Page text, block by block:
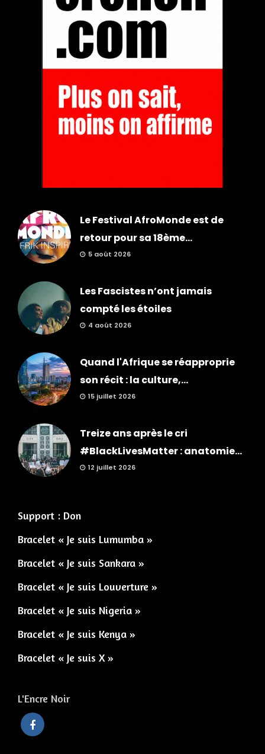
Le Festival AfroMonde est de
retour pour sa 18ème...
5 août 2026
Les Fascistes n’ont jamais
compté les étoiles
4 août 2026
Quand l'Afrique se réapproprie
son récit : la culture,...
15 juillet 2026
Treize ans après le cri
#BlackLivesMatter : anatomie...
12 juillet 2026
Support : Don
Bracelet « Je suis Lumumba »
Bracelet « Je suis Sankara »
Bracelet « Je suis Louverture »
Bracelet « Je suis Nigeria »
Bracelet « Je suis Kenya »
Bracelet « Je suis X »
L'Encre Noir